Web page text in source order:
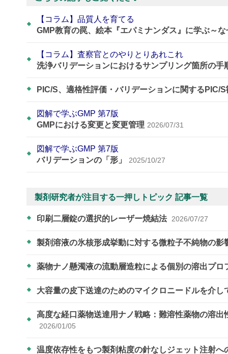
【コラム】品質人を育てる
GMP教育の罠、絵本『エパミナンダス』に学ぶ～
【コラム】査察官とのやりとりあれこれ
洗浄バリデーションにおけるサンプリング箇所の手
PIC/S、適格性評価・バリデーションに関するPIC/
図解で学ぶGMP 第7版
GMPにおける変更と変更管理 2026/07/31
図解で学ぶGMP 第7版
バリデーションの「形」
2025/10/27
製剤研究者が注目する一押しトピック 記事一覧
印刷二層錠の選択的レーザー焼結法 2026/07/27
製剤溶液の氷核形成挙動に対する微粒子不純物の影
薬物ナノ懸濁液の流動層造粒による個別の溶出プ
大容量の皮下送達のためのマイクロニードルを介
高度な経口薬物送達用ナノ戦略：難溶性薬物の溶
2026/01/05
温度依存性をもつ製剤粘度の針なしジェット注射へ